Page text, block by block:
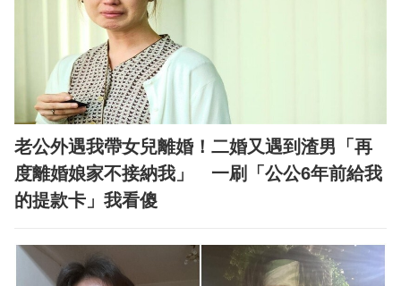
老公外遇我帶女兒離婚！二婚又遇到渣男「再
度離婚娘家不接納我」 一刷「公公6年前給我
的提款卡」我看傻